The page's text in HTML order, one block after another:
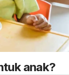
anak?